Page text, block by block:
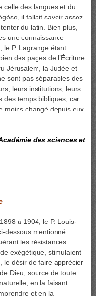
celle des langues et du
il fallait savoir assez
du latin. Bien plus,
une connaissance
le P. Lagrange étant
des pages de l’Écriture
Jérusalem, la Judée et
sont pas séparables des
leurs institutions, leurs
des temps bibliques, car
moins changé depuis eux
des sciences et
à 1904, le P. Louis-
dessous mentionné :
les résistances
exégétique, stimulaient
le désir de faire apprécier
Dieu, source de toute
en la faisant
et en la